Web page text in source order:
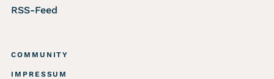
RSS-Feed
COMMUNITY
IMPRESSUM